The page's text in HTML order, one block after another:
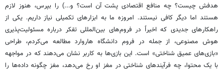
هدفش چیست؟ چه منافع اقتصادی پشت آن است؟ و...) را بپرس، هنوز لازم
هستند اما دیگر کافی نیستند. امروزه ما به ابزارهای تکمیلی نیاز داریم. یکی از
راهکارهای جدیدی که اخیراً در فروم‌های بین‌المللی تفکر درباره مسئولیت‌پذیری
هوش مصنوعی، از جمله در فروم دانشگاه هاروارد مطالعه می‌کردم، طراحی
«بازی‌های عمیق شناختی» است. این بازی‌ها به کاربر نشان می‌دهند که در مواجهه
با یک محتوا، چه فرآیندهای شناختی در مغز او رخ می‌دهد، مغز چگونه داده‌ها را